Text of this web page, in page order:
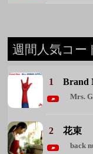
Mrs.
2花束
back
3君が眩
4恋人ご